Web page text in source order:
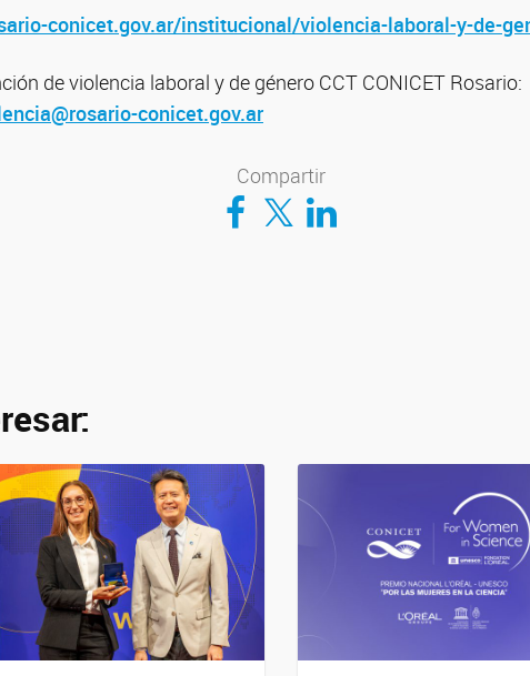
conicet.gov.ar/institucional/violencia-laboral-y-de-
de violencia laboral y de género CCT CONICET Rosario:
conicet.gov.ar
Compartir
Compartir en Facebook
Compartir en TwitterCompartir en LinkedIn